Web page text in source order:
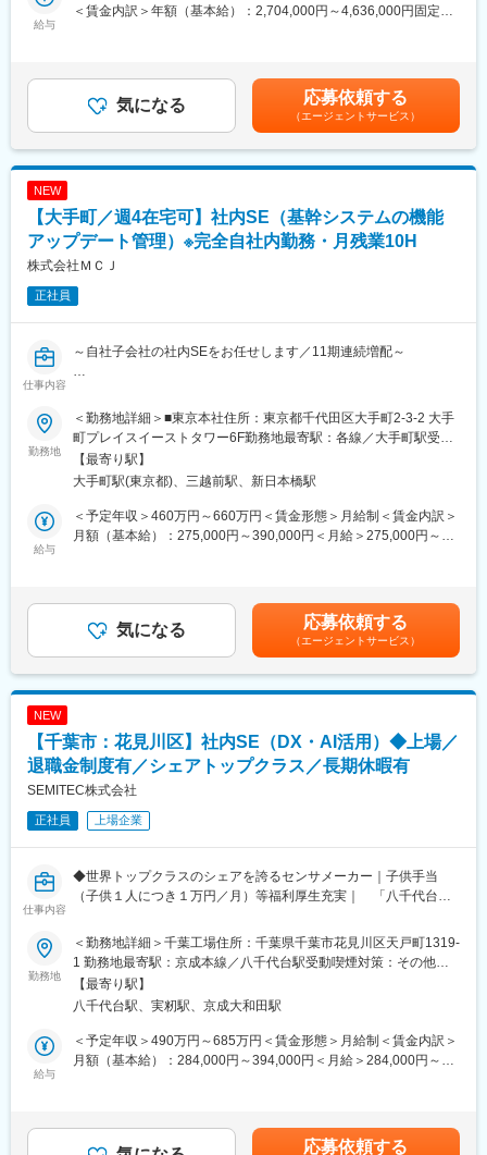
「ReFa」や、EMSを中心としたトレーニング・ブランド
『SIXPAD（シックスパッド）』等、HEALTH・BEAUTY・
HYGIENE分野でお客様に感動を与え続ける画期的なブランドを
トア市場と幅広いチャネルでそれぞれの商品・サービスをお届け
■業務内容（全て部内の対応）
社内ネットワーク、各種サーバー、開発PC等の設計・構築・運用
維持
[システム]
2. ヘルプデスク機能の構築・マネジメント
部内ヘルプデスク業務の運用設計、および派遣社員のマネジメン
3. 部内管理・ＩＴ予算管理
管理
インフラに関連する備品・物品の調達管理、および部内運営サポ
ート業務
■同社の特徴・魅力
＜社風＞
「付加価値創造への挑戦」を掲げ、顧客やその先のユーザーに満
日・土日祝休み／クラブ活動／社員旅行等の福利厚生も充実して
おり、メリハリをつけて就業できる環境を整えています。
給与
＜賃金内訳＞年額（基本給）：2,704,000円～4,636,000円固定残
手当＞有＜給与補足＞※前職を考慮し決定します。■給与改定：年
1回（7月）※目標設定に対して評価を行います。賃金はあくまで
も目安の金額であり、選考を通じて上下する可能性があります。
月給(月額)は固定手当を含めた表記です。
気になる 応募依頼する
（エージェントサービス）
NEW
【大手町／週4在宅可】社内SE（基幹システムの機能
アップデート管理）※完全自社内勤務・月残業10H
株式会社ＭＣＪ
正社員
仕事内容
～自社子会社の社内SEをお任せします／11期連続増配～
●週４リモート／残業10H程度と非常に働きやすい環境です。
●ERP（Microsoft Dynamics 365）のアップデート管理をお任せし
ます。
●ゆくゆくはアップデート管理のスペシャリスト・開発業務まで幅
を広げていただけます。
■業務内容：
株式会社ＭＣＪのシステム開発室にて、グループ会社であるマウ
■業務詳細：
基幹システムであるERPは定期的に新機能のアップデートが発表
踏まえて新機能の提案で業務改善を行ったり、
アドオンする独自機能の開発でも活躍してくことを期待します。
※対象システム：Microsoft Dynamics 365
■組織構成：
（1）アプリ開発グループ（10名程度）
（2）インフラチーム
今回は（1）のアプリ開発グループに配属予定です。
年齢構成は20代後半から50代まで幅広く、中途採用メンバーで構
成されています。
社内コミュニケーションはTeamsを活用しリモートでも質問しや
すい環境です。
■ご入社後の教育体制：
勤務地
＜勤務地詳細＞■東京本社住所：東京都千代田区大手町2-3-2 大手
町プレイスイーストタワー6F勤務地最寄駅：各線／大手町駅受動
喫煙対策：屋内全面禁煙変更の範囲：会社の定める事業所（リモ
ートワーク含む）
【最寄り駅】
大手町駅(東京都)、三越前駅、新日本橋駅
給与
＜予定年収＞460万円～660万円＜賃金形態＞月給制＜賃金内訳＞
月額（基本給）：275,000円～390,000円＜月給＞275,000円～
気になる 応募依頼する
（エージェントサービス）
NEW
【千葉市：花見川区】社内SE（DX・AI活用）◆上場／
退職金制度有／シェアトップクラス／長期休暇有
SEMITEC株式会社
正社員 上場企業
仕事内容
◆世界トップクラスのシェアを誇るセンサメーカー｜子供手当
（子供１人につき１万円／月）等福利厚生充実｜ 「八千代台
場あり）◆
■業務内容
＞メイン業務
・グループ全社でのAI活用について企画立案から運用まで全般
（導入済みAIチャットツールの活用方法立案等）
・グループ内の業務プロセス分析とAI活用による業務改善提案
（業務改善につながるAIサービス選定、導入等）
・PC、サーバ、ネットワーク関連運用管理（PCセットアップ、
サーバ稼働状況チェック、ネットワーク機器入替等）
勤務地
＜勤務地詳細＞千葉工場住所：千葉県千葉市花見川区天戸町1319-
1 勤務地最寄駅：京成本線／八千代台駅受動喫煙対策：その他
（敷地内一部喫煙スペース有）変更の範囲：会社の定める事業所
【最寄り駅】
八千代台駅、実籾駅、京成大和田駅
給与
＜予定年収＞490万円～685万円＜賃金形態＞月給制＜賃金内訳＞
月額（基本給）：284,000円～394,000円＜月給＞284,000円～
平均15～20ｈ程度／月賃金はあくまでも目安の金額であり、選考
応募依頼する